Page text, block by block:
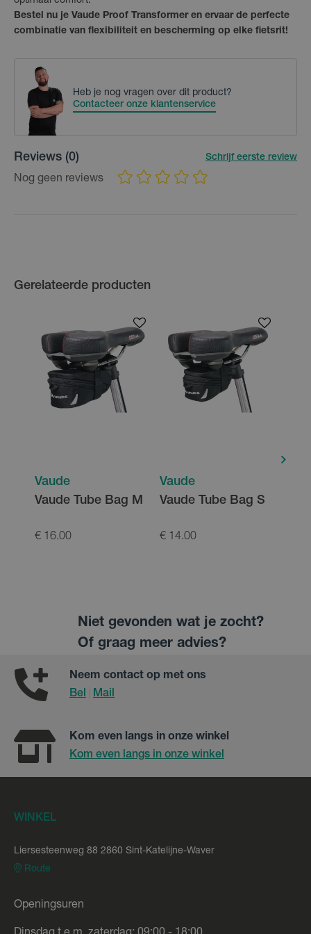
Bestel nu je Vaude Proof Transformer en ervaar de perfecte
combinatie van flexibiliteit en bescherming op elke fietsrit!
Heb je nog vragen over dit product?
Contacteer onze klantenservice
Reviews (0) Schrijf eerste review
Nog geen reviews
Gerelateerde producten
Vaude
Vaude Tube Bag M
€ 16.00
Vaude
Vaude Tube Bag S
€ 14.00
Niet gevonden wat je zocht?
Of graag meer advies?
Neem contact op met ons
Bel
Mail
Kom even langs in onze winkel
Kom even langs in onze winkel
WINKEL
Liersesteenweg 88 2860 Sint-Katelijne-Waver
Route
Openingsuren